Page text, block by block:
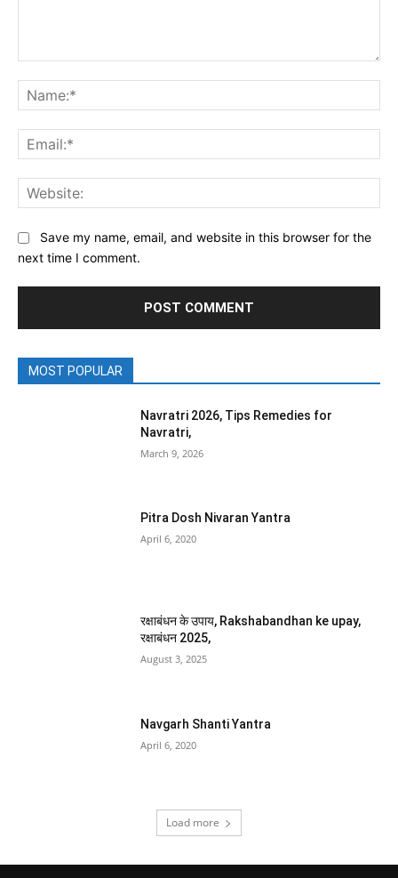
Save my name, email, and website in this browser for the
next time I comment.
MOST POPULAR
Navratri 2026, Tips Remedies for
Navratri,
March 9, 2026
Pitra Dosh Nivaran Yantra
April 6, 2020
रक्षाबंधन के उपाय, Rakshabandhan ke upay,
रक्षाबंधन 2025,
August 3, 2025
Navgarh Shanti Yantra
April 6, 2020
Load more